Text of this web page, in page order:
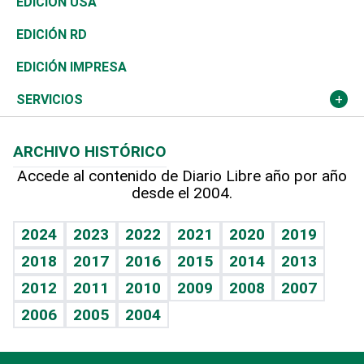
Ocenanía
Caribe
Resto del mundo
Telecom.
Global y variable
Economía personal
Sociales
Novedades
Podcast Arte Libre
Hablando con el pediatra
Vida y familia
Eñe
Celebrando la vida
Sin complejos
En pocas palabras
Tenis
Olimpismo
Más deportes
TBT Deportivo
El Espía
Noticiero Poteleche
Columnistas
Más firmas
Historia
Martes de tecnología
Cambio climático
Revista
Deportes
Opinión
Hecho en casa
Guía del dinero
EDICIÓN RD
EDICIÓN IMPRESA
SERVICIOS
Cumpleaños
Horóscopos
Crucigramas
ARCHIVO HISTÓRICO
Accede al contenido de Diario Libre año por año
desde el 2004.
2024 2023 2022 2021 2020
2019
2018
2017 2016 2015 2014
2013
2012
2011 2010 2009 2008
2007
2006
2005 2004